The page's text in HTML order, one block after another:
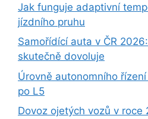
Jak funguje adaptivní
jízdního pruhu
Samořídící auta v ČR
skutečně dovoluje
Úrovně autonomního
po L5
Dovoz ojetých vozů v roce